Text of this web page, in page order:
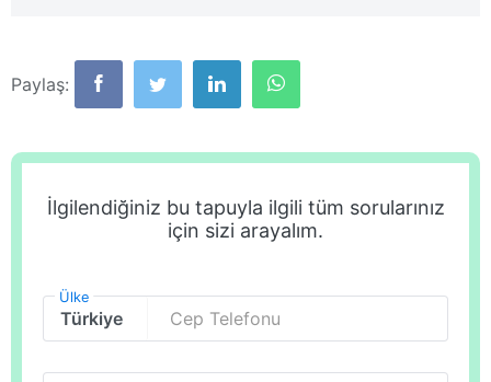
Paylaş:
İlgilendiğiniz bu tapuyla ilgili tüm sorularınız
için sizi arayalım.
Ülke
Cep Telefonu